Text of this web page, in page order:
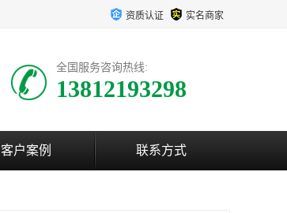
资质认证 实名商家
全国服务咨询热线:
13812193298
客户案例 联系方式